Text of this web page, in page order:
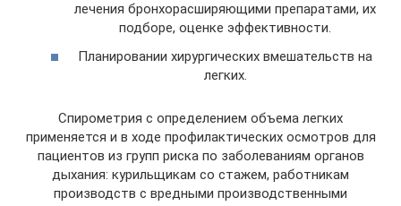
лечения бронхорасширяющими препаратами, их
подборе, оценке эффективности.
Планировании хирургических вмешательств на
легких.
Спирометрия с определением объема легких
применяется и в ходе профилактических осмотров для
пациентов из групп риска по заболеваниям органов
дыхания: курильщикам со стажем, работникам
производств с вредными производственными